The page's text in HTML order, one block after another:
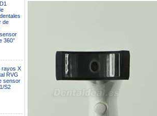
de
360°
rayos X
RVG
sensor
S2